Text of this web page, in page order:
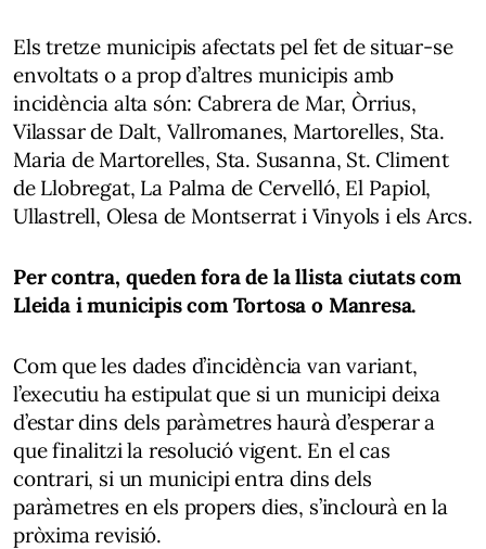
Els tretze municipis afectats pel fet de situar-se
envoltats o a prop d’altres municipis amb
incidència alta són: Cabrera de Mar, Òrrius,
Vilassar de Dalt, Vallromanes, Martorelles, Sta.
Maria de Martorelles, Sta. Susanna, St. Climent
de Llobregat, La Palma de Cervelló, El Papiol,
Ullastrell, Olesa de Montserrat i Vinyols i els Arcs.
Per contra, queden fora de la llista ciutats com
Lleida i municipis com Tortosa o Manresa.
Com que les dades d’incidència van variant,
l’executiu ha estipulat que si un municipi deixa
d’estar dins dels paràmetres haurà d’esperar a
que finalitzi la resolució vigent. En el cas
contrari, si un municipi entra dins dels
paràmetres en els propers dies, s’inclourà en la
pròxima revisió.